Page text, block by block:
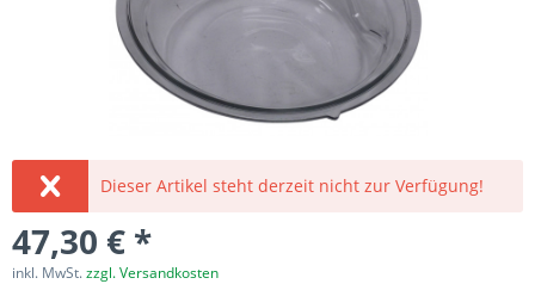
Dieser Artikel steht derzeit nicht zur Verfügung!
47,30 € *
inkl. MwSt.zzgl. Versandkosten